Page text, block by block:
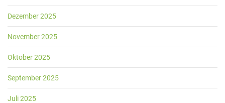
Dezember 2025
November 2025
Oktober 2025
September 2025
Juli 2025